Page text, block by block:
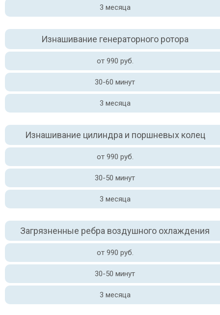
3 месяца
Изнашивание генераторного ротора
от 990 руб.
30-60 минут
3 месяца
Изнашивание цилиндра и поршневых колец
от 990 руб.
30-50 минут
3 месяца
Загрязненные ребра воздушного охлаждения
от 990 руб.
30-50 минут
3 месяца